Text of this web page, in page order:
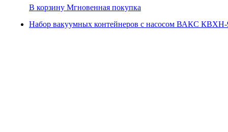
В корзину Мгновенная покупка
Набор вакуумных контейнеров с насосом ВАКС КВХН-